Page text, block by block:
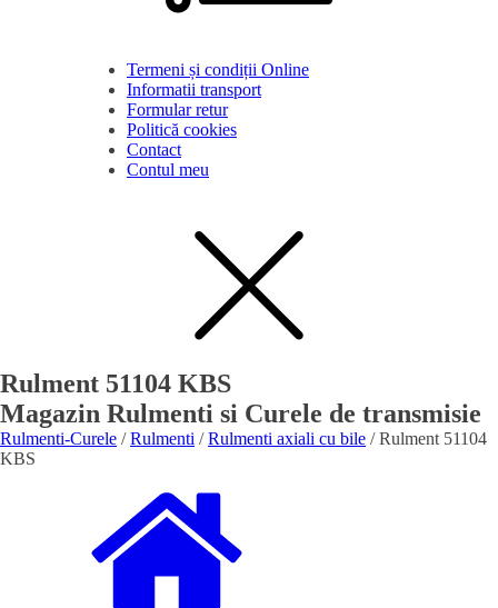
Termeni și condiții Online
Informatii transport
Formular retur
Politică cookies
Contact
Contul meu
Rulment 51104 KBS
Magazin Rulmenti si Curele de transmisie
Rulmenti-Curele /Rulmenti /Rulmenti axiali cu bile / Rulment 51104
KBS